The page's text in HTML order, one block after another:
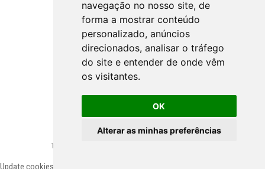
navegação no nosso site, de
forma a mostrar conteúdo
personalizado, anúncios
direcionados, analisar o tráfego
do site e entender de onde vêm
os visitantes.
OK
Alterar as minhas preferências
Todos los derechos reservados ©
Update cookies preferences